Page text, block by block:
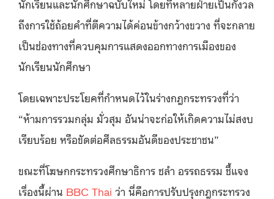
นักเรียนและนักศึกษาฉบับใหม่ โดยที่หลายฝ่ายเป็นกังวล
ถึงการใช้ถ้อยคำที่ตีความได้ค่อนข้างกว้างขวาง ที่จะกลาย
เป็นช่องทางที่ควบคุมการแสดงออกทางการเมืองของ
นักเรียนนักศึกษา
โดยเฉพาะประโยคที่กำหนดไว้ในร่างกฎกระทรวงที่ว่า
“ห้ามการรวมกลุ่ม มั่วสุม อันน่าจะก่อให้เกิดความไม่สงบ
เรียบร้อย หรือขัดต่อศีลธรรมอันดีของประชาชน”
ขณะที่โฆษกกระทรวงศึกษาธิการ ชลำ อรรถธรรม ชี้แจง
เรื่องนี้ผ่าน BBC Thai ว่า นี่คือการปรับปรุงกฎกระทรวง